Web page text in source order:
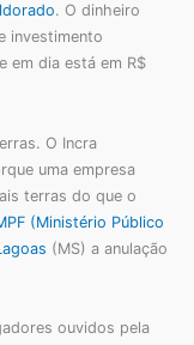
. O dinheiro
investimento
em dia está em R$
O Incra
uma empresa
terras do que o
(Ministério Público
(MS) a anulação
ouvidos pela